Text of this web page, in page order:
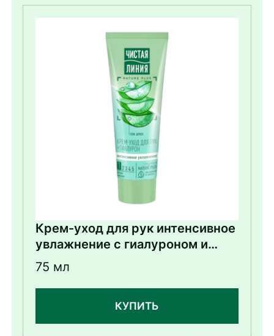
Крем-уход для рук интенсивное
увлажнение с гиалуроном и
алоэ
75 мл
КУПИТЬ